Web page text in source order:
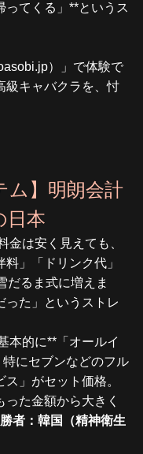
ってくる」**というス
）」で体験で
級キャバクラを、忖
ム】明朗会計
日本
金は安く見えても、
料」「ドリンク代」
だるま式に増えま
った」というストレ
本的に**「オールイ
にセブンなどのフル
」がセット価格。
た金額から大きく
者：韓国（精神衛生